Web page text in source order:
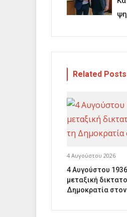
Related Posts
4 Αυγούστου 2026
4 Αυγούστου
μεταξική
Δημοκρατία